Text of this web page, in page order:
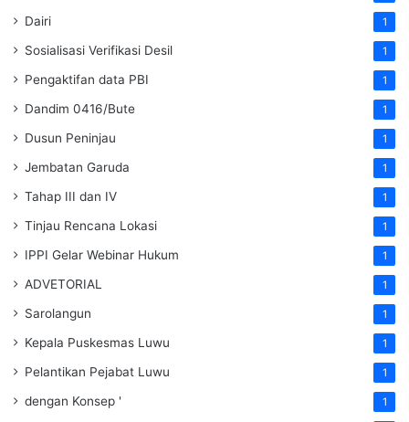
Dairi 1
Sosialisasi Verifikasi Desil 1
Pengaktifan data PBI 1
Dandim 0416/Bute 1
Dusun Peninjau 1
Jembatan Garuda 1
Tahap III dan IV 1
Tinjau Rencana Lokasi 1
IPPI Gelar Webinar Hukum 1
ADVETORIAL 1
Sarolangun 1
Kepala Puskesmas Luwu 1
Pelantikan Pejabat Luwu 1
dengan Konsep ' 1